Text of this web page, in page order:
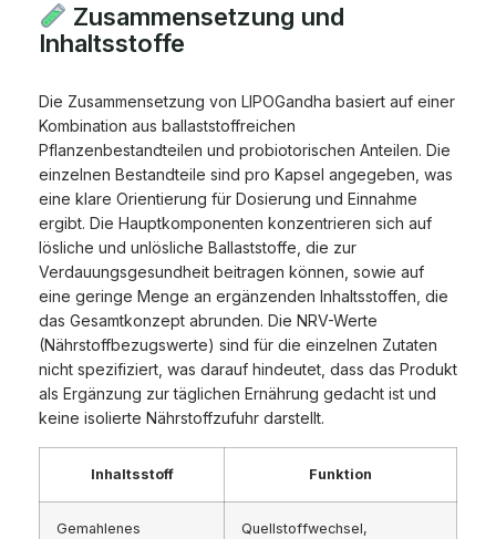
Zusammensetzung und
Inhaltsstoffe
Die Zusammensetzung von LIPOGandha basiert auf einer
Kombination aus ballaststoffreichen
Pflanzenbestandteilen und probiotorischen Anteilen. Die
einzelnen Bestandteile sind pro Kapsel angegeben, was
eine klare Orientierung für Dosierung und Einnahme
ergibt. Die Hauptkomponenten konzentrieren sich auf
lösliche und unlösliche Ballaststoffe, die zur
Verdauungsgesundheit beitragen können, sowie auf
eine geringe Menge an ergänzenden Inhaltsstoffen, die
das Gesamtkonzept abrunden. Die NRV-Werte
(Nährstoffbezugswerte) sind für die einzelnen Zutaten
nicht spezifiziert, was darauf hindeutet, dass das Produkt
als Ergänzung zur täglichen Ernährung gedacht ist und
keine isolierte Nährstoffzufuhr darstellt.
Inhaltsstoff Funktion
Gemahlenes
Quellstoffwechsel,